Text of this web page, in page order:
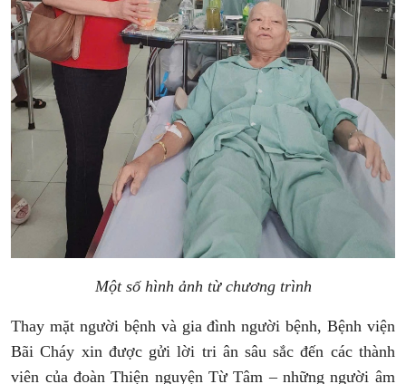
Một số hình ảnh từ chương trình
Thay mặt người bệnh và gia đình người bệnh, Bệnh viện
Bãi Cháy xin được gửi lời tri ân sâu sắc đến các thành
viên của đoàn Thiện nguyện Từ Tâm – những người âm